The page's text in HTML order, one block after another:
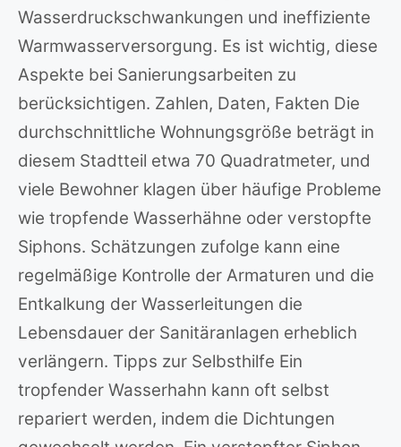
Wasserdruckschwankungen und ineffiziente
Warmwasserversorgung. Es ist wichtig, diese
Aspekte bei Sanierungsarbeiten zu
berücksichtigen. Zahlen, Daten, Fakten Die
durchschnittliche Wohnungsgröße beträgt in
diesem Stadtteil etwa 70 Quadratmeter, und
viele Bewohner klagen über häufige Probleme
wie tropfende Wasserhähne oder verstopfte
Siphons. Schätzungen zufolge kann eine
regelmäßige Kontrolle der Armaturen und die
Entkalkung der Wasserleitungen die
Lebensdauer der Sanitäranlagen erheblich
verlängern. Tipps zur Selbsthilfe Ein
tropfender Wasserhahn kann oft selbst
repariert werden, indem die Dichtungen